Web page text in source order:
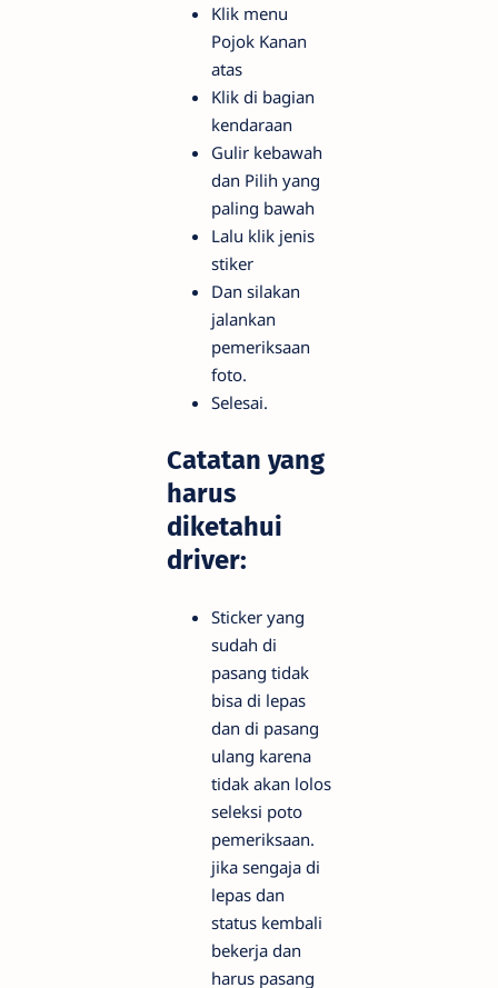
Klik menu
Pojok Kanan
atas
Klik di bagian
kendaraan
Gulir kebawah
dan Pilih yang
paling bawah
Lalu klik jenis
stiker
Dan silakan
jalankan
pemeriksaan
foto.
Selesai.
Catatan yang
harus
diketahui
driver:
Sticker yang
sudah di
pasang tidak
bisa di lepas
dan di pasang
ulang karena
tidak akan lolos
seleksi poto
pemeriksaan.
jika sengaja di
lepas dan
status kembali
bekerja dan
harus pasang